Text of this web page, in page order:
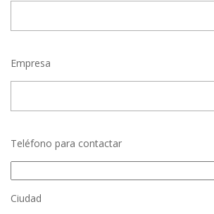
Empresa
Teléfono para contactar
Ciudad